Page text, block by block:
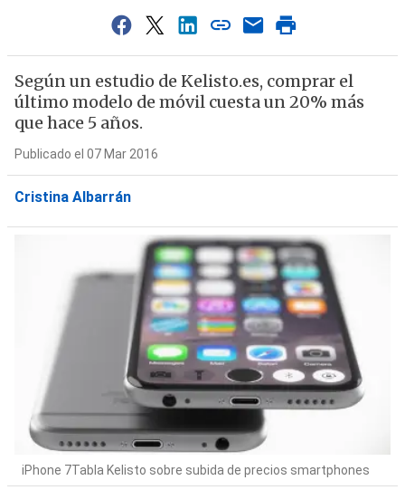
Según un estudio de Kelisto.es, comprar el
último modelo de móvil cuesta un 20% más
que hace 5 años.
Publicado el 07 Mar 2016
Cristina Albarrán
iPhone 7Tabla Kelisto sobre subida de precios smartphones